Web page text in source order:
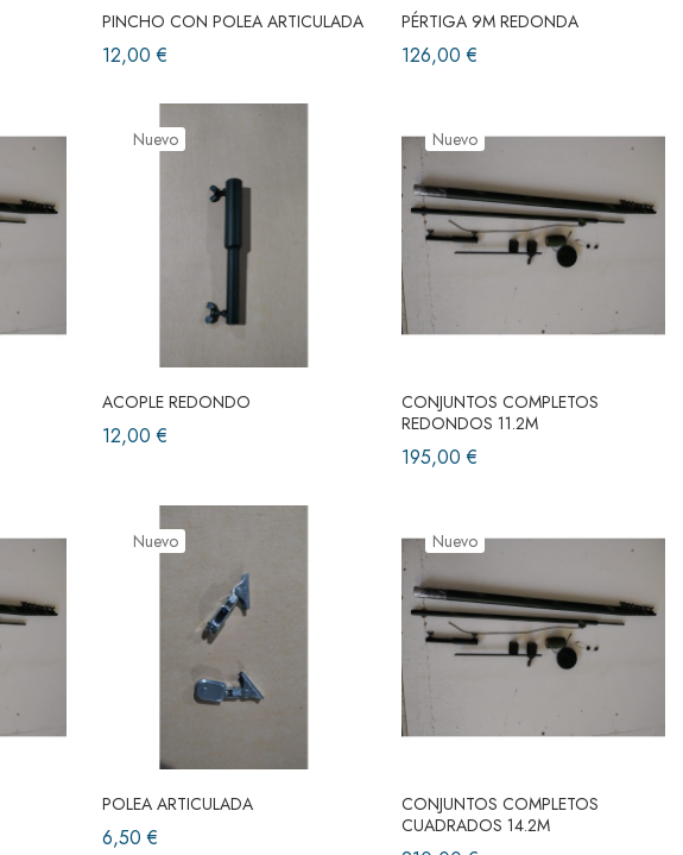
PINCHO CON POLEA ARTICULADA
12,00 €
PÉRTIGA 9M REDONDA
126,00 €
Nuevo
ACOPLE REDONDO
12,00 €
Nuevo
CONJUNTOS COMPLETOS
REDONDOS 11.2M
195,00 €
Nuevo
POLEA ARTICULADA
6,50 €
Nuevo
CONJUNTOS COMPLETOS
CUADRADOS 14.2M